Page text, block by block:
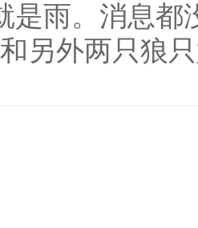
是雨。消息都
另外两只狼